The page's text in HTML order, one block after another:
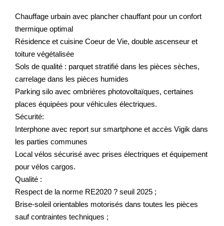
Chauffage urbain avec plancher chauffant pour un confort
thermique optimal
Résidence et cuisine Coeur de Vie, double ascenseur et
toiture végétalisée
Sols de qualité : parquet stratifié dans les pièces sèches,
carrelage dans les pièces humides
Parking silo avec ombrières photovoltaïques, certaines
places équipées pour véhicules électriques.
Sécurité:
Interphone avec report sur smartphone et accès Vigik dans
les parties communes
Local vélos sécurisé avec prises électriques et équipement
pour vélos cargos.
Qualité :
Respect de la norme RE2020 ? seuil 2025 ;
Brise-soleil orientables motorisés dans toutes les pièces
sauf contraintes techniques ;